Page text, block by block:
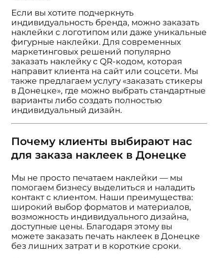
Если вы хотите подчеркнуть
индивидуальность бренда, можно заказать
наклейки с логотипом или даже уникальные
фигурные наклейки. Для современных
маркетинговых решений популярно
заказать наклейку с QR-кодом, которая
направит клиента на сайт или соцсети. Мы
также предлагаем услугу «заказать стикеры
в Донецке», где можно выбрать стандартные
варианты либо создать полностью
индивидуальный дизайн.
Почему клиенты выбирают нас
для заказа наклеек в Донецке
Мы не просто печатаем наклейки — мы
помогаем бизнесу выделиться и наладить
контакт с клиентом. Наши преимущества:
широкий выбор форматов и материалов,
возможность индивидуального дизайна,
доступные цены. Благодаря этому вы
можете заказать печать наклеек в Донецке
без лишних затрат и в короткие сроки.